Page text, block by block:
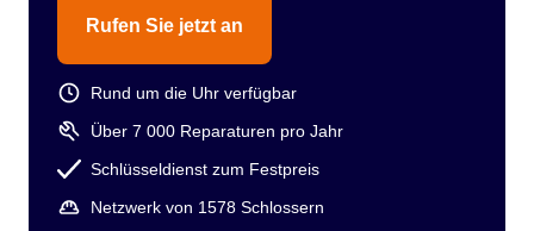
Rufen Sie jetzt an
Rund um die Uhr verfügbar
Über 7 000 Reparaturen pro Jahr
Schlüsseldienst zum Festpreis
Netzwerk von 1578 Schlossern